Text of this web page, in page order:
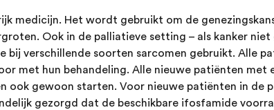
medicijn. Het wordt gebruikt om de
Ook in de palliatieve setting – als kanker
bij verschillende soorten sarcomen gebruikt. Alle
met hun behandeling. Alle nieuwe patiënten
ook gewoon starten. Voor nieuwe patiënten in de
gezorgd dat de beschikbare ifosfamide